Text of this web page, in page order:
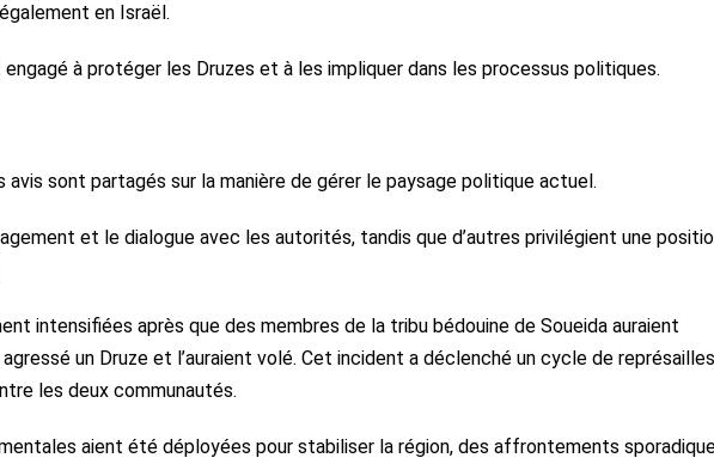
en Israël.
engagé à protéger les Druzes et à les impliquer dans les processus politiques.
avis sont partagés sur la manière de gérer le paysage politique actuel.
et le dialogue avec les autorités, tandis que d’autres privilégient une
intensifiées après que des membres de la tribu bédouine de Soueida auraient
un Druze et l’auraient volé. Cet incident a déclenché un cycle de représailles
les deux communautés.
aient été déployées pour stabiliser la région, des affrontements